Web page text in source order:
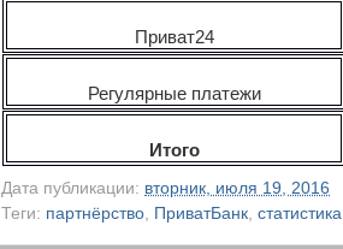
Приват24
Регулярные платежи
Итого
Дата публикации: вторник, июля 19, 2016
Теги: партнёрство, ПриватБанк, статистика